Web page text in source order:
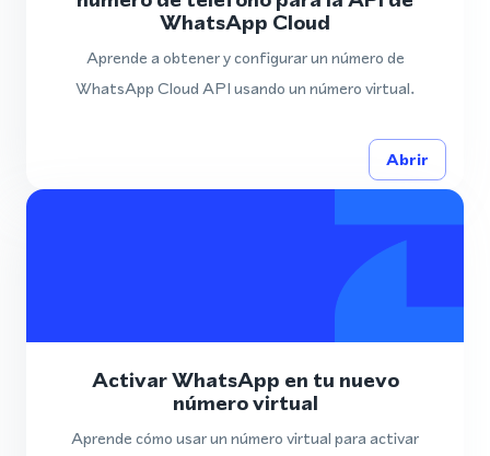
WhatsApp Cloud
Aprende a obtener y configurar un número de
WhatsApp Cloud API usando un número virtual.
Abrir
Activar WhatsApp en tu nuevo
número virtual
Aprende cómo usar un número virtual para activar